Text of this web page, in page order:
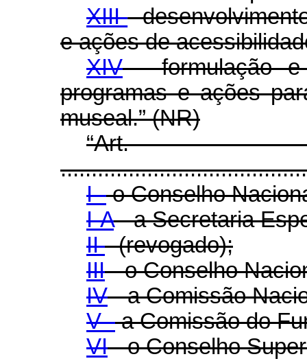
XIII-
e ações de
XIV- formulação e
programas e ações
museal.” (NR)
I -o Conselho
I-A- a Secretaria
II- (revogado);
III- o Conselho
IV- a Comissão
V -a Comissão do
VI- o Conselho